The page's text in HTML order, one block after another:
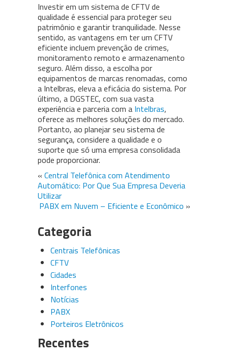
Investir em um sistema de CFTV de
qualidade é essencial para proteger seu
patrimônio e garantir tranquilidade. Nesse
sentido, as vantagens em ter um CFTV
eficiente incluem prevenção de crimes,
monitoramento remoto e armazenamento
seguro. Além disso, a escolha por
equipamentos de marcas renomadas, como
a Intelbras, eleva a eficácia do sistema. Por
último, a DGSTEC, com sua vasta
experiência e parceria com a Intelbras,
oferece as melhores soluções do mercado.
Portanto, ao planejar seu sistema de
segurança, considere a qualidade e o
suporte que só uma empresa consolidada
pode proporcionar.
« Central Telefônica com Atendimento
Automático: Por Que Sua Empresa Deveria
Utilizar
PABX em Nuvem – Eficiente e Econômico »
Categoria
Centrais Telefônicas
CFTV
Cidades
Interfones
Notícias
PABX
Porteiros Eletrônicos
Recentes